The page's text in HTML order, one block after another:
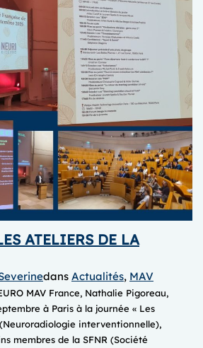
ATELIERS DE LA
dans Actualités, MAV
MAV France, Nathalie Pigoreau,
à Paris à la journée « Les
interventionnelle),
membres de la SFNR (Société